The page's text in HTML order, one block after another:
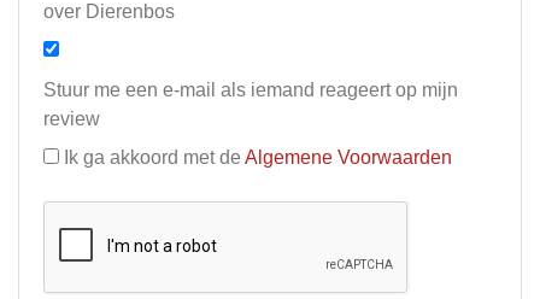
over Dierenbos
Stuur me een e-mail als iemand reageert op mijn
review
Ik ga akkoord met de Algemene Voorwaarden